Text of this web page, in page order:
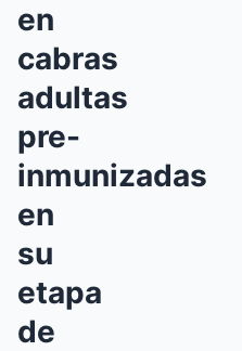
en
cabras
adultas
pre-
inmunizadas
en
su
etapa
de